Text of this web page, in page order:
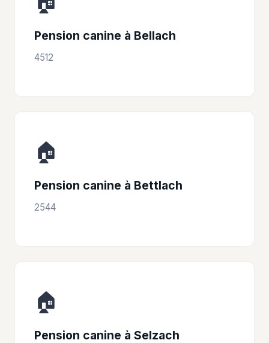
Pension canine à Bellach
4512
🏠
Pension canine à Bettlach
2544
🏠
Pension canine à Selzach